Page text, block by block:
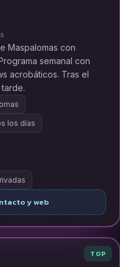
Maspalomas con
semanal con
acrobáticos. Tras el
los días
y web
TOP